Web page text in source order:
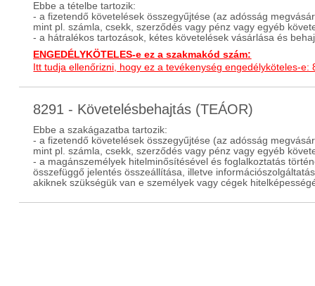
Ebbe a tételbe tartozik:
- a fizetendő követelések összegyűjtése (az adósság
mint pl. számla, csekk, szerződés vagy pénz vagy egyéb
- a hátralékos tartozások, kétes követelések vásárlása és
ENGEDÉLYKÖTELES-e ez a szakmakód szám:
Itt tudja ellenőrizni, hogy ez a tevékenység engedélyköteles-e:
8291 - Követelésbehajtás (TEÁOR)
Ebbe a szakágazatba tartozik:
- a fizetendő követelések összegyűjtése (az adósság
mint pl. számla, csekk, szerződés vagy pénz vagy egyéb
- a magánszemélyek hitelminősítésével és foglalkoztatás
összefüggő jelentés összeállítása, illetve
akiknek szükségük van e személyek vagy cégek